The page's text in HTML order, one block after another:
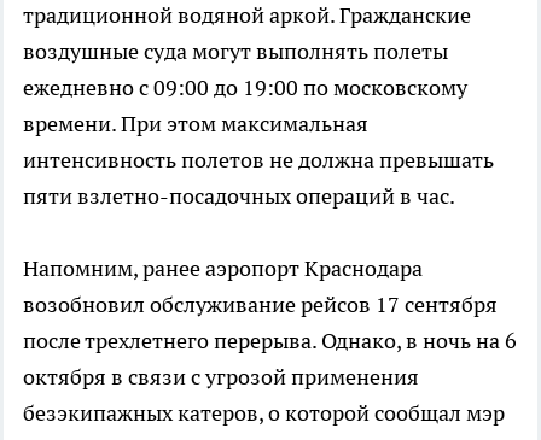
традиционной водяной аркой. Гражданские
воздушные суда могут выполнять полеты
ежедневно с 09:00 до 19:00 по московскому
времени. При этом максимальная
интенсивность полетов не должна превышать
пяти взлетно-посадочных операций в час.
Напомним, ранее аэропорт Краснодара
возобновил обслуживание рейсов 17 сентября
после трехлетнего перерыва. Однако, в ночь на 6
октября в связи с угрозой применения
безэкипажных катеров, о которой сообщал мэр